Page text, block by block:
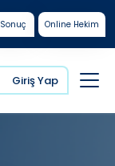
Online Hekim
Giriş Yap